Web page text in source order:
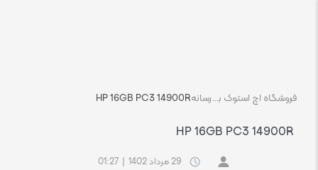
فروشگاه اچ استوک بازار انلاین تجهیزات کامپیوتر استوکرسانهHP 16GB PC3 14900R
HP 16GB PC3 14900R
29 مرداد 1402 01:27